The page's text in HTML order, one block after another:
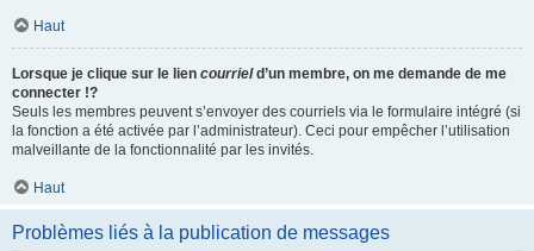
Haut
Lorsque je clique sur le lien courrield’un membre, on me demande de me
connecter !?
Seuls les membres peuvent s’envoyer des courriels via le formulaire intégré (si
la fonction a été activée par l’administrateur). Ceci pour empêcher l’utilisation
malveillante de la fonctionnalité par les invités.
Haut
Problèmes liés à la publication de messages